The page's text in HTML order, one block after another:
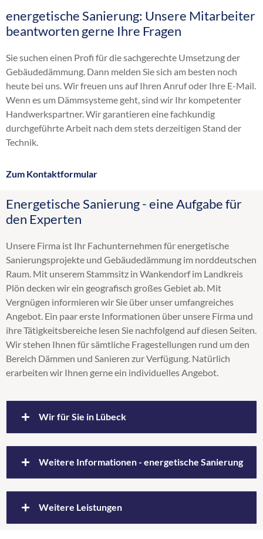
Energetische Sanierung - eine Aufgabe für
den Experten
Unsere Firma ist Ihr Fachunternehmen für energetische
Sanierungsprojekte und Gebäudedämmung im norddeutschen
Raum. Mit unserem Stammsitz in Wankendorf im Landkreis
Plön decken wir ein geografisch großes Gebiet ab. Mit
Vergnügen informieren wir Sie über unser umfangreiches
Angebot. Ein paar erste Informationen über unsere Firma und
ihre Tätigkeitsbereiche lesen Sie nachfolgend auf diesen Seiten.
Wir stehen Ihnen für sämtliche Fragestellungen rund um den
Bereich Dämmen und Sanieren zur Verfügung. Natürlich
erarbeiten wir Ihnen gerne ein individuelles Angebot.
Wir für Sie in Lübeck
Wir sind Ihr Partner auch in Lübeck
ausgezeichneten Überblick über die Architektur der
Weitere Informationen - energetische Sanierung
Die Firma Haupt ist Ihr Fachbetrieb für die
Gebäudedämmung
Weitere Leistungen
Altbaudämmung
Brandschutz Einblasdämmung
Dachdämmung
Dachschrägendämmung
Dämmung
Einblasdämmung
Einblasen
Flachdachdämmung
Fußbodendämmung
Geschossdeckendämmung
Hohlraumdämmung
Hohlschichtisolierung
Kellerdeckendämmung
Kerndämmung
Obergeschossdeckendämmung
Steicozell
Supafil
Untersparrendämmung
Wärmedämmung
Zellulosedämmung
energetische Sanierung: Unsere Mitarbeiter
beantworten gerne Ihre Fragen
Sie suchen einen Profi für die sachgerechte Umsetzung der
Gebäudedämmung. Dann melden Sie sich am besten noch
heute bei uns. Wir freuen uns auf Ihren Anruf oder Ihre E-Mail.
Wenn es um Dämmsysteme geht, sind wir Ihr kompetenter
Handwerkspartner. Wir garantieren eine fachkundig
durchgeführte Arbeit nach dem stets derzeitigen Stand der
Technik.
Zum Kontaktformular